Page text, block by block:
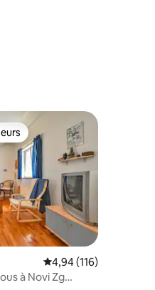
Note moyenne de
4,94 (116)
à Novi Zg